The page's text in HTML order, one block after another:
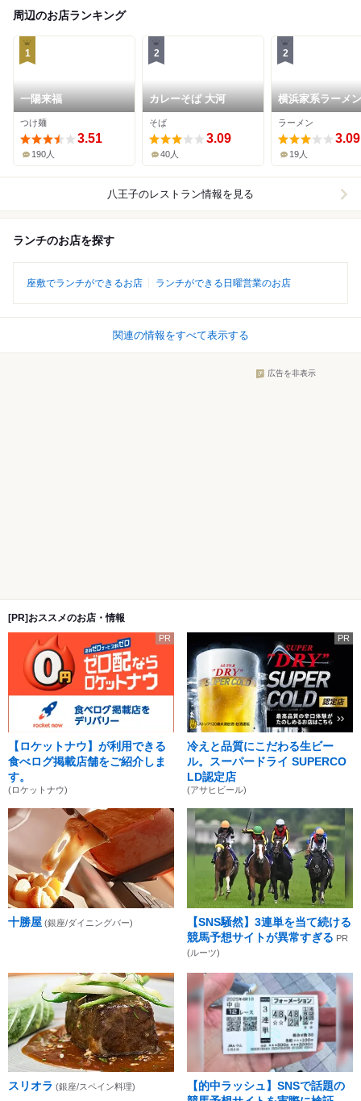
周辺のお店ランキング
1
一陽来福
つけ麺
3.51
190人
2
カレーそば 大河
そば
3.09
40人
2
横浜家系ラーメ
和家 八王子楢原
ラーメン
3.09
19人
八王子のレストラン情報を見る
ランチのお店を探す
座敷でランチができるお店 ランチができる日曜営業のお店
関連の情報をすべて表示する
広告を非表示
[PR]おススメのお店・情報
PR
【ロケットナウ】が利用できる
食べログ掲載店舗をご紹介しま
す。
(ロケットナウ)
PR
冷えと品質にこだわる生ビー
ル。スーパードライ SUPERCO
LD認定店
(アサヒビール)
十勝屋 (銀座/ダイニングバー)
【SNS騒然】3連単を当て続ける
競馬予想サイトが異常すぎる PR
(ルーツ)
スリオラ (銀座/スペイン料理)
【的中ラッシュ】SNSで話題の